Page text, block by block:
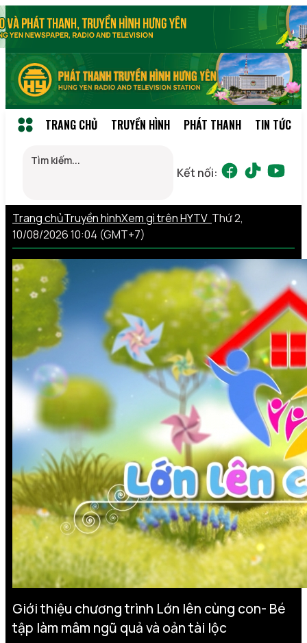
TRANG CHỦ TRUYỀN HÌNH PHÁT THANH TIN TỨC
Kết nối:
Trang chủTruyền hìnhXem gì trên HYTV Thứ 2,
10/08/2026 10:04 (GMT+7)
Giới thiệu chương trình Lớn lên cùng con- Bé
tập làm mâm ngũ quả và oản tài lộc